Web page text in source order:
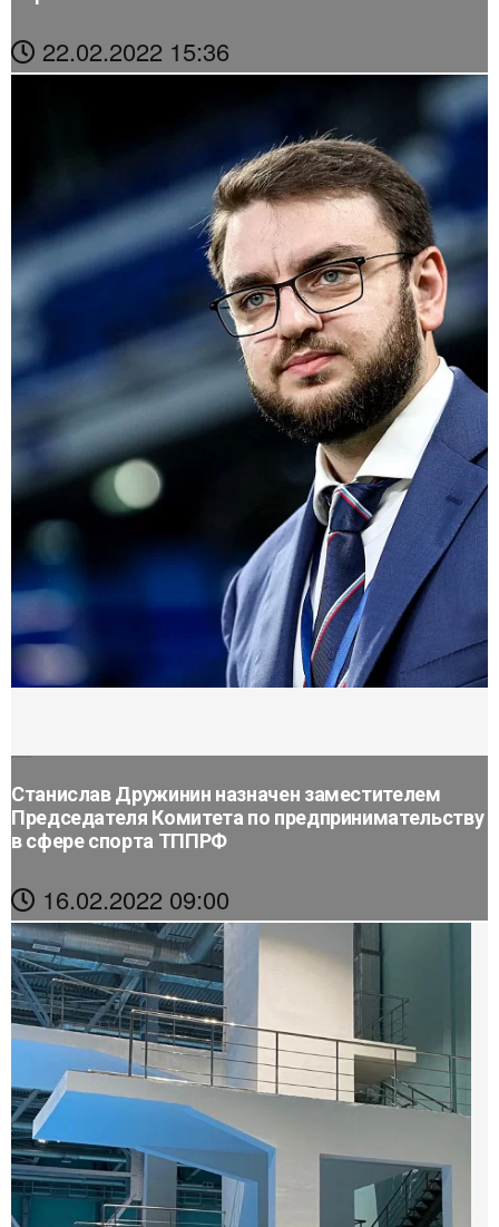
22.02.2022 15:36
Станислав Дружинин назначен заместителем
Председателя Комитета по предпринимательству
в сфере спорта ТППРФ
16.02.2022 09:00